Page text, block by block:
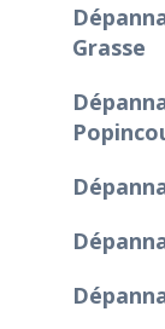
Grasse